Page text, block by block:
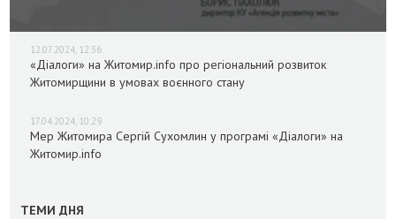
12.07.2024, 12:36
«Діалоги» на Житомир.info про регіональний розвиток
Житомирщини в умовах воєнного стану
17.04.2024, 10:29
Мер Житомира Сергій Сухомлин у програмі «Діалоги» на
Житомир.info
ТЕМИ ДНЯ